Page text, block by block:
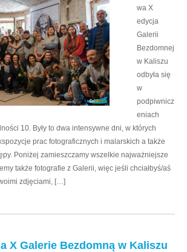
wa X
edycja
Galerii
Bezdomnej
w Kaliszu
odbyła się
w
podpiwnicz
eniach
10. Były to dwa intensywne dni, w których
prac fotograficznych i malarskich a także
Poniżej zamieszczamy wszelkie najważniejsze
także fotografie z Galerii, więc jeśli chciałbyś/aś
zdjęciami, […]
X Galerie Bezdomną w Kaliszu